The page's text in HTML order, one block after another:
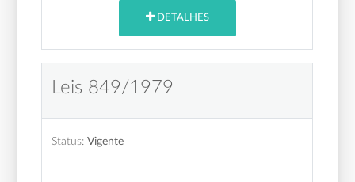
DETALHES
Leis 849/1979
Status: Vigente